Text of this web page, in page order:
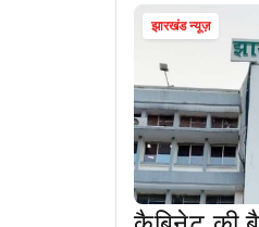
झारखंड न्यूज़